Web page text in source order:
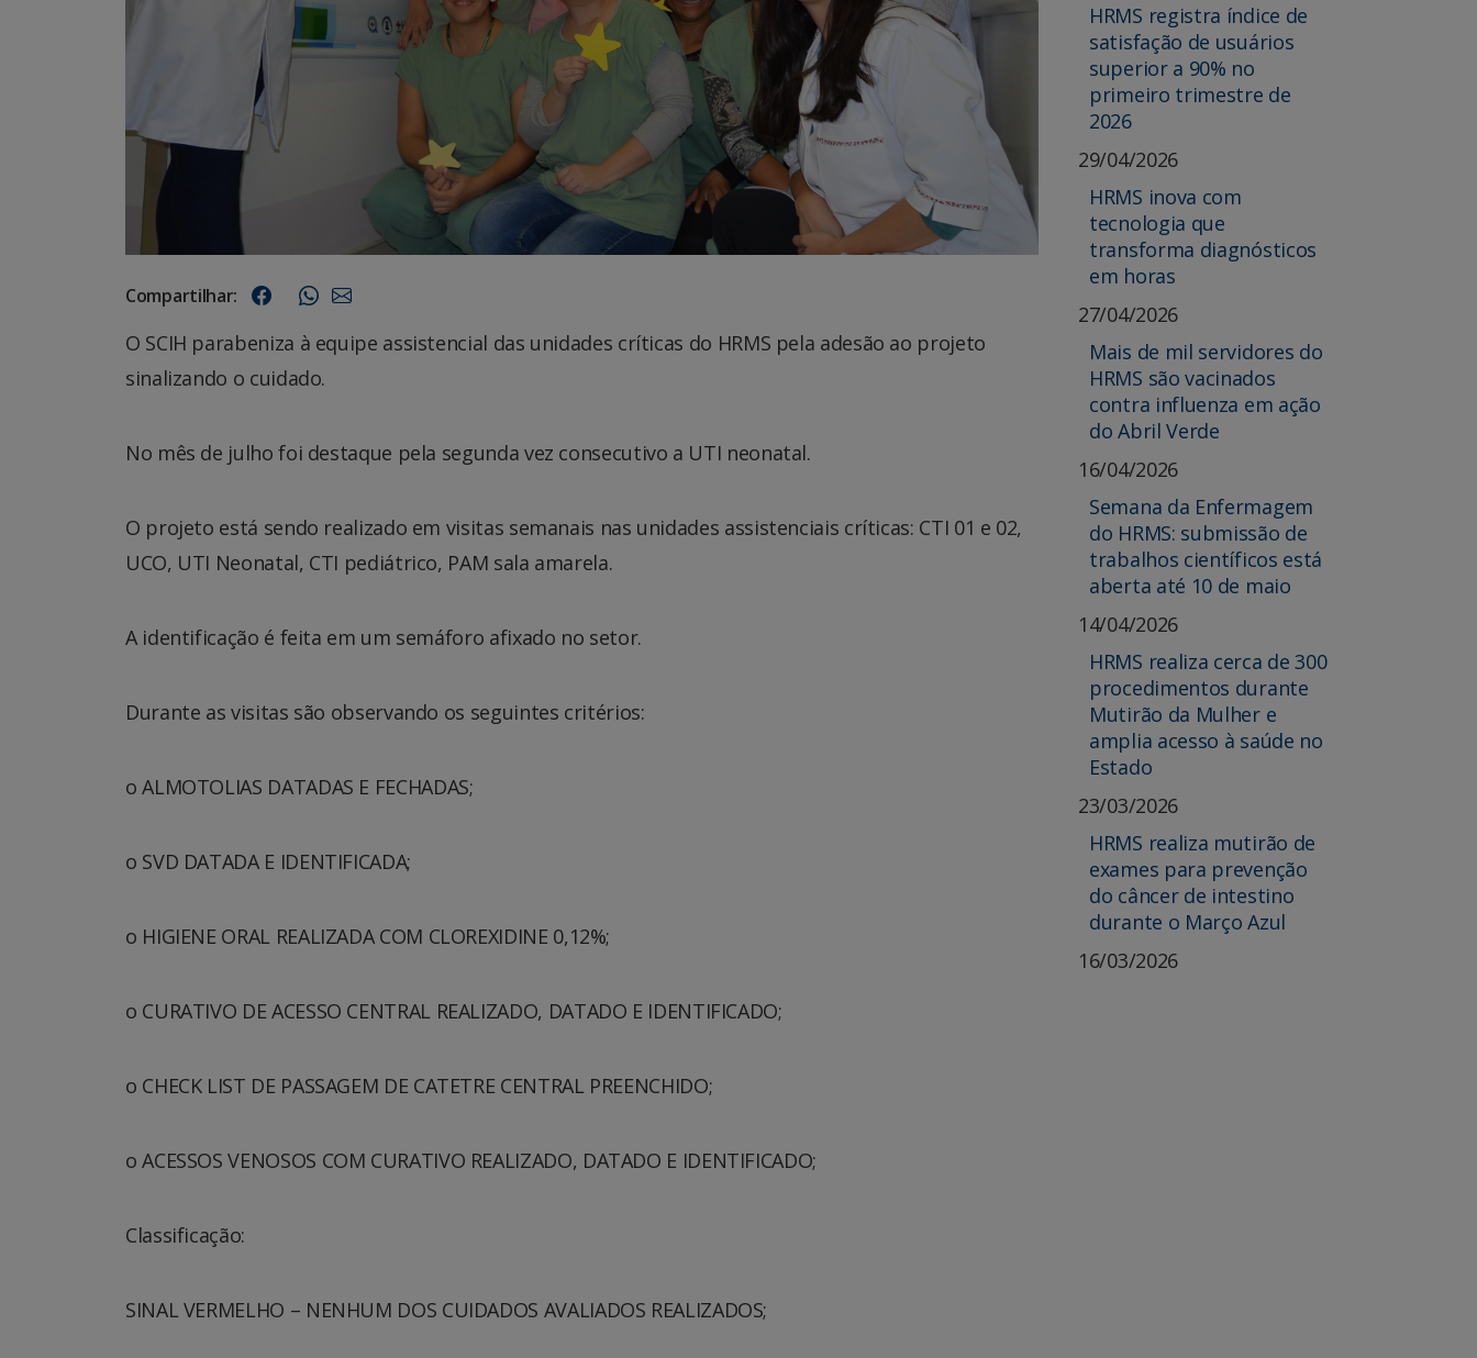
Compartilhar:
O SCIH parabeniza à equipe assistencial das unidades críticas do HRMS pela adesão ao projeto
sinalizando o cuidado.
No mês de julho foi destaque pela segunda vez consecutivo a UTI neonatal.
O projeto está sendo realizado em visitas semanais nas unidades assistenciais críticas: CTI 01 e 02,
UCO, UTI Neonatal, CTI pediátrico, PAM sala amarela.
A identificação é feita em um semáforo afixado no setor.
Durante as visitas são observando os seguintes critérios:
o ALMOTOLIAS DATADAS E FECHADAS;
o SVD DATADA E IDENTIFICADA;
o HIGIENE ORAL REALIZADA COM CLOREXIDINE 0,12%;
o CURATIVO DE ACESSO CENTRAL REALIZADO, DATADO E IDENTIFICADO;
o CHECK LIST DE PASSAGEM DE CATETRE CENTRAL PREENCHIDO;
o ACESSOS VENOSOS COM CURATIVO REALIZADO, DATADO E IDENTIFICADO;
Classificação:
SINAL VERMELHO – NENHUM DOS CUIDADOS AVALIADOS REALIZADOS;
HRMS registra índice de
satisfação de usuários
superior a 90% no
primeiro trimestre de
2026
29/04/2026
HRMS inova com
tecnologia que
transforma diagnósticos
em horas
27/04/2026
Mais de mil servidores do
HRMS são vacinados
contra influenza em ação
do Abril Verde
16/04/2026
Semana da Enfermagem
do HRMS: submissão de
trabalhos científicos está
aberta até 10 de maio
14/04/2026
HRMS realiza cerca de 300
procedimentos durante
Mutirão da Mulher e
amplia acesso à saúde no
Estado
23/03/2026
HRMS realiza mutirão de
exames para prevenção
do câncer de intestino
durante o Março Azul
16/03/2026